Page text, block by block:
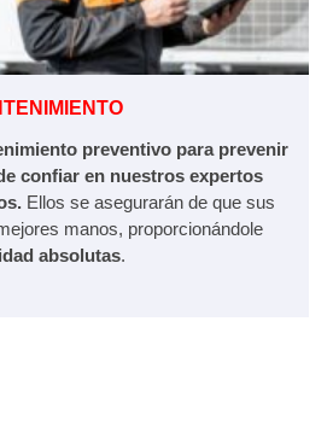
preventivo para prevenir
confiar en nuestros expertos
Ellos se asegurarán de que sus
manos, proporcionándole
absolutas.